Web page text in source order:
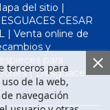
del sitio |
CESAR
| Venta online de
y
para
| Desguace
terceros para
de la web,
navegación